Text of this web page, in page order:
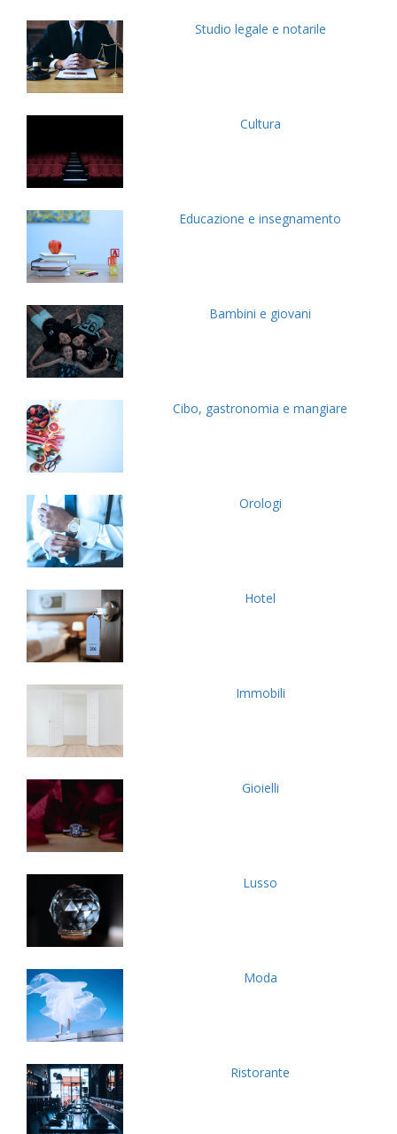
Studio legale e notarile
Cultura
Educazione e insegnamento
Bambini e giovani
Cibo, gastronomia e mangiare
Orologi
Hotel
Immobili
Gioielli
Lusso
Moda
Ristorante